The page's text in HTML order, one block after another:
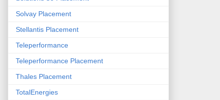
Solvay Placement
Stellantis Placement
Teleperformance
Teleperformance Placement
Thales Placement
TotalEnergies